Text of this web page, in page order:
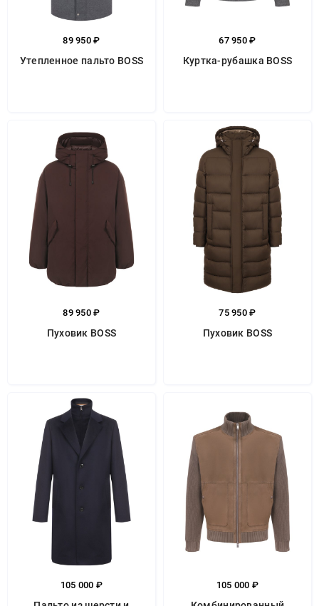
89 950 ₽
Утепленное пальто BOSS
67 950 ₽
Куртка-рубашка BOSS
89 950 ₽
Пуховик BOSS
75 950 ₽
Пуховик BOSS
105 000 ₽ 105 000 ₽